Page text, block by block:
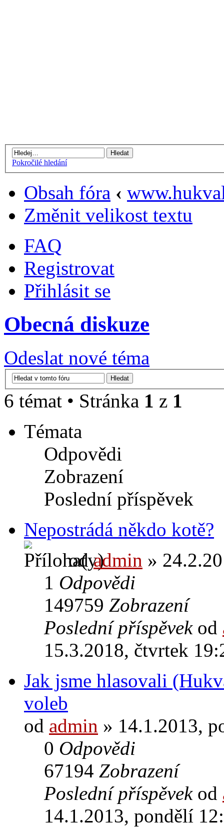
Pokročilé hledání
Obsah fóra ‹
Změnit velikost textu
FAQ
Registrovat
Přihlásit se
Obecná diskuze
Odeslat nové téma
6 témat • Stránka 1 z 1
Témata
Odpovědi
Zobrazení
Poslední příspěvek
Nepostrádá někdo kotě?
odadmin »
1 Odpovědi
149759 Zobrazení
Poslední příspěvek od
15.3.2018, čtvrtek
Jak jsme hlasovali
voleb
od admin » 14.1.2013,
0 Odpovědi
67194 Zobrazení
Poslední příspěvek od
14.1.2013, pondělí